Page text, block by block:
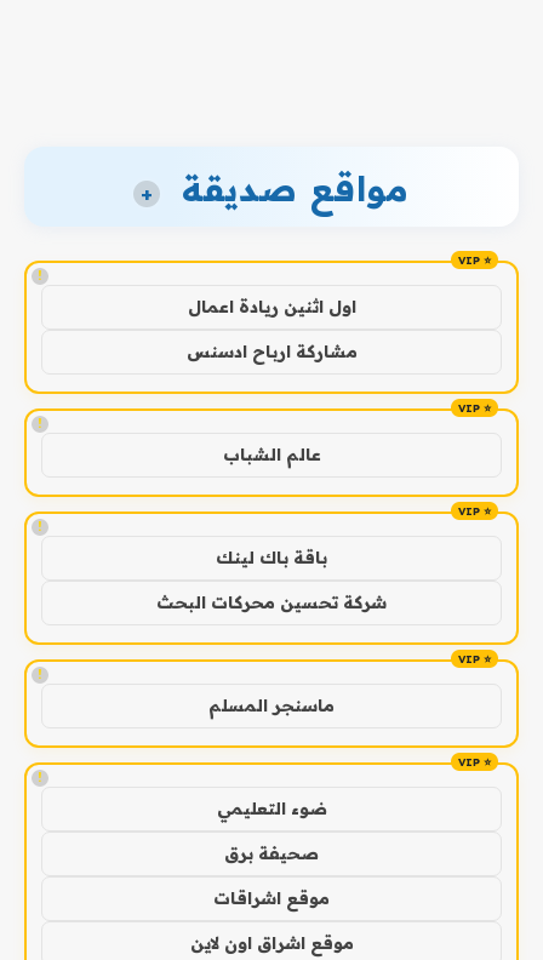
مواقع صديقة +
!
اول اثنين ريادة اعمال
مشاركة ارباح ادسنس
!
عالم الشباب
!
باقة باك لينك
شركة تحسين محركات البحث
!
ماسنجر المسلم
!
ضوء التعليمي
صحيفة برق
موقع اشراقات
موقع اشراق اون لاين